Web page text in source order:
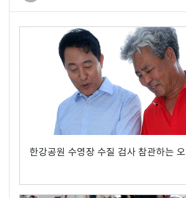
한강공원 수영장 수질 검사 참관하는